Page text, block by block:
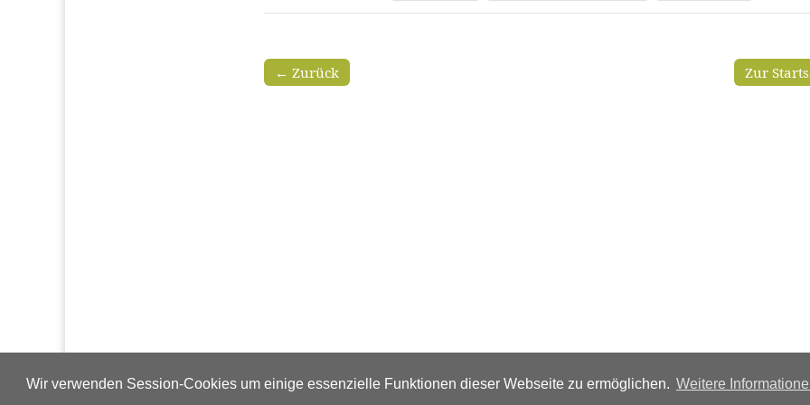
Wir verwenden Session-Cookies um einige essenzielle Funktionen dieser Webseite zu ermöglichen. Weitere
Zur
← Zurück